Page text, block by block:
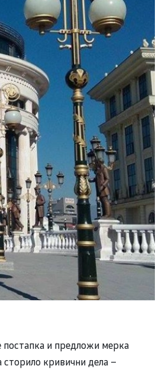
постапка и предложи мерка
кривични дела –